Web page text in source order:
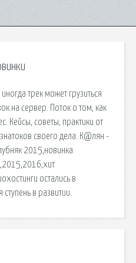
трек может грузиться
на сервер. Поток о том, как
Кейсы, советы, практики от
своего дела. К@лян -
2015,новинка
остались в
в развитии.